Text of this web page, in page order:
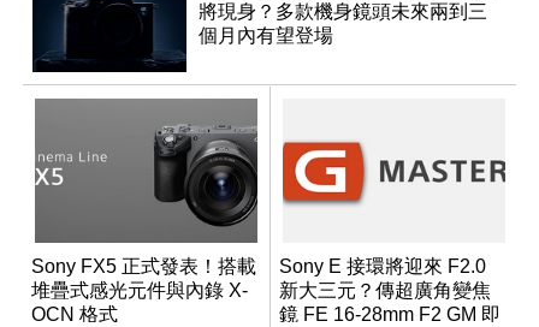
將現身？多款機身鏡頭未來兩到三
個月內有望登場
Sony FX5 正式發表！搭載
堆疊式感光元件與內錄 X-
OCN 格式
Sony E 接環將迎來 F2.0
新大三元？傳超廣角變焦
鏡 FE 16-28mm F2 GM 即